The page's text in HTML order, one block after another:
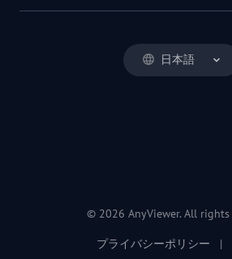
日本語
© 2026 AnyViewer. All rights
プライバシーポリシー |